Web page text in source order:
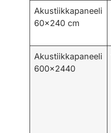
Akustiikkapaneeli
60×240 cm
Akustiikkapaneeli
600×2440